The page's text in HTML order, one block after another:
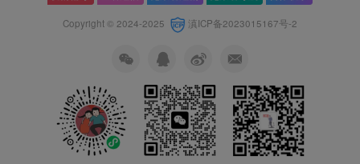
Copyright © 2024-2025 滇ICP备2023015167号-2